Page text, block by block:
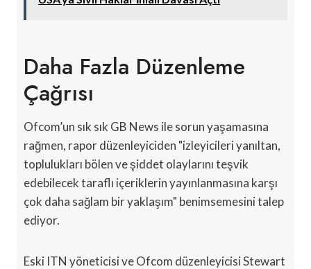
Daha Fazla Düzenleme
Çağrısı
Ofcom’un sık sık GB News ile sorun yaşamasına
rağmen, rapor düzenleyiciden "izleyicileri yanıltan,
toplulukları bölen ve şiddet olaylarını teşvik
edebilecek taraflı içeriklerin yayınlanmasına karşı
çok daha sağlam bir yaklaşım" benimsemesini talep
ediyor.
Eski ITN yöneticisi ve Ofcom düzenleyicisi Stewart